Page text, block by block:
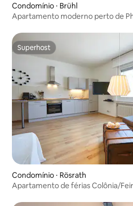
Condomínio ⋅ Brühl
Apartamento moderno perto de
Superhost
Superhost
Condomínio ⋅ Rösrath
Apartamento de férias Colônia/